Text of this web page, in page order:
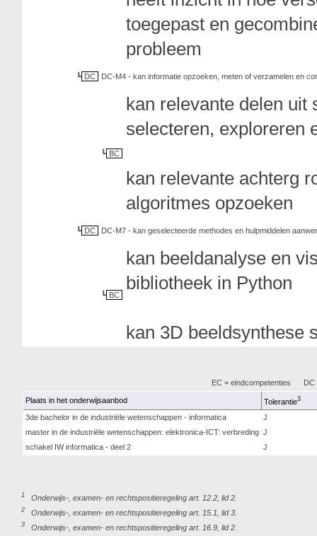
toegepast en
probleem
DC DC-M4 - kan informatie opzoeken, meten of verzamelen en
BC
kan relevante delen uit
selecteren, exploreren
kan relevante achterg
algoritmes opzoeken
DC DC-M7 - kan geselecteerde methodes en hulpmiddelen
BC
kan beeldanalyse en
bibliotheek in Python
kan 3D beeldsynthese
EC = eindcompetenties DC
Plaats in het onderwijsaanbod Tolerantie3
3de bachelor in de industriële wetenschappen - informatica
J
master in de industriële wetenschappen: elektronica-ICT: verbreding J
schakel IW informatica - deel 2
J
1 Onderwijs-, examen- en rechtspositieregeling art. 12.2, lid 2.
2 Onderwijs-, examen- en rechtspositieregeling art. 15.1, lid 3.
3 Onderwijs-, examen- en rechtspositieregeling art. 16.9, lid 2.